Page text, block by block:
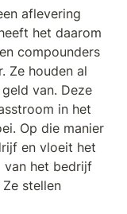
aflevering
het daarom
compounders
Ze houden al
van. Deze
in het
Op die manier
en vloeit het
van het bedrijf
stellen